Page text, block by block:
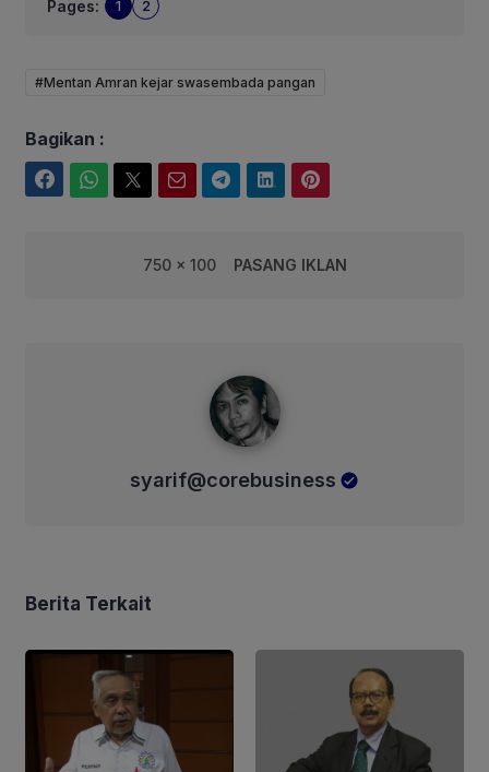
Pages: 1 2
#Mentan Amran kejar swasembada pangan
Bagikan :
750 x 100 PASANG IKLAN
syarif@corebusiness
Berita Terkait